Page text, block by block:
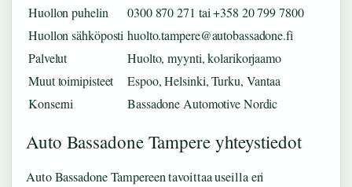
Huollon puhelin
0300 870 271 tai +358 20 799 7800
Huollon sähköposti huolto.tampere@autobassadone.fi
Palvelut
Huolto, myynti, kolarikorjaamo
Muut toimipisteet
Espoo, Helsinki, Turku, Vantaa
Konserni
Bassadone Automotive Nordic
Auto Bassadone Tampere yhteystiedot
Auto Bassadone Tampereen tavoittaa useilla eri